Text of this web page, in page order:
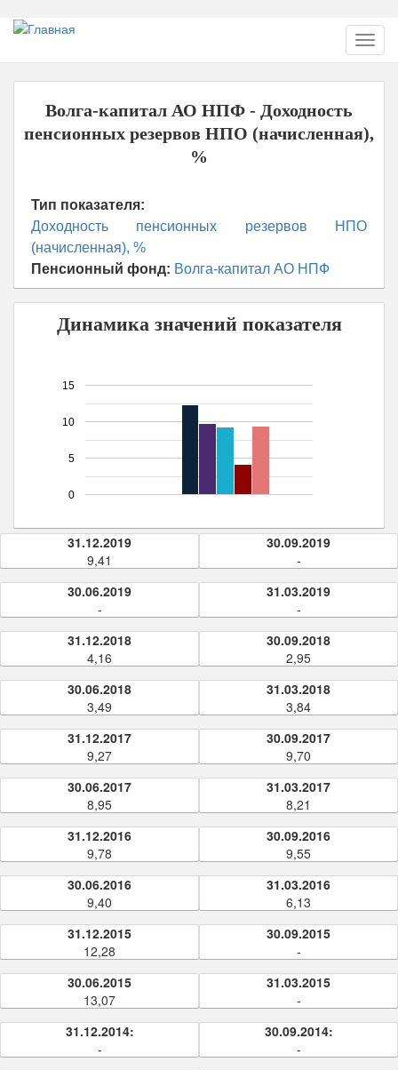
Перейти
основному
содержанию
Волга-капитал АО НПФ - Доходность
пенсионных резервов НПО (начисленная),
%
Тип показателя:
Доходность пенсионных резервов НПО
(начисленная), %
Пенсионный фонд: Волга-капитал АО НПФ
Динамика значений показателя
0
5
10
15
31.12.2019
9,41
30.09.2019
-
30.06.2019
-
31.03.2019
-
31.12.2018
4,16
30.09.2018
2,95
30.06.2018
3,49
31.03.2018
3,84
31.12.2017
9,27
30.09.2017
9,70
30.06.2017
8,95
31.03.2017
8,21
31.12.2016
9,78
30.09.2016
9,55
30.06.2016
9,40
31.03.2016
6,13
31.12.2015
12,28
30.09.2015
-
30.06.2015
13,07
31.03.2015
-
31.12.2014:
-
30.09.2014:
-